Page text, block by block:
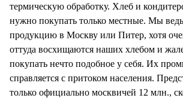
термическую обработку. Хлеб и
нужно покупать только местные. Мы
продукцию в Москву или Питер, хотя
оттуда восхищаются наших хлебом и
покупать нечто подобное у себя. Их
справляется с притоком населения.
только официально москвичей 12 млн.,